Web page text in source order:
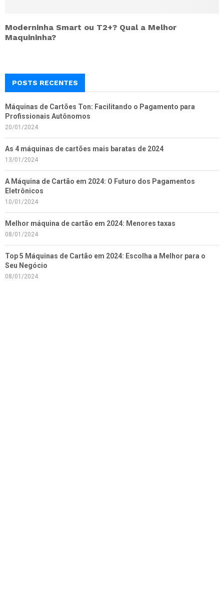
Moderninha Smart ou T2+? Qual a Melhor
Maquininha?
POSTS RECENTES
Máquinas de Cartões Ton: Facilitando o Pagamento para
Profissionais Autônomos
20/01/2024
As 4 máquinas de cartões mais baratas de 2024
13/01/2024
A Máquina de Cartão em 2024: O Futuro dos Pagamentos
Eletrônicos
10/01/2024
Melhor máquina de cartão em 2024: Menores taxas
08/01/2024
Top 5 Máquinas de Cartão em 2024: Escolha a Melhor para o
Seu Negócio
08/01/2024